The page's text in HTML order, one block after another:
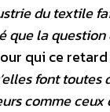
du textile
que la
qui ce
font
comme